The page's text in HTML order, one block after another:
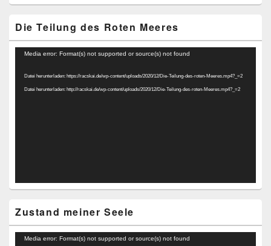
Die Teilung des Roten Meeres
Video-
Media error: Format(s) not supported or source(s) not found
Datei herunterladen: https://racskai.de/wp-content/uploads/2020/12/Die-Teilung-des-roten-Meeres.mp4?_=2
Datei herunterladen: http://racskai.de/wp-content/uploads/2020/12/Die-Teilung-des-roten-Meeres.mp4?_=2
Zustand meiner Seele
Video-
Media error: Format(s) not supported or source(s) not found